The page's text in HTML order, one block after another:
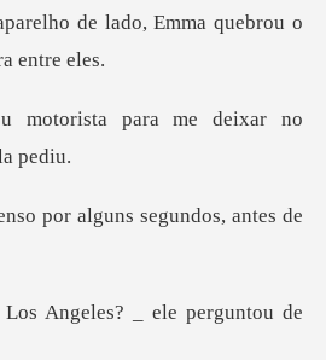
e lado, Emma quebrou o
sta para me deixar no
o por alguns segundos, an
Los Angeles? _ ele p